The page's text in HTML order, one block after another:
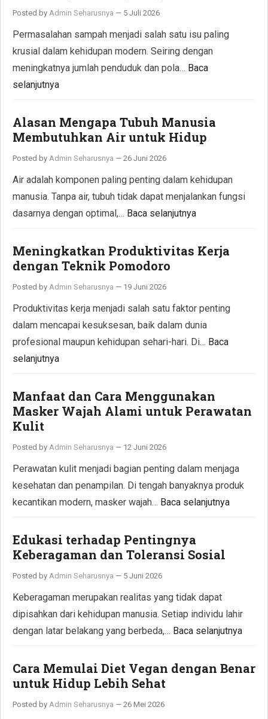
Posted by Admin Seharusnya — 5 Juli 2026
Permasalahan sampah menjadi salah satu isu paling
krusial dalam kehidupan modern. Seiring dengan
meningkatnya jumlah penduduk dan pola… Baca
selanjutnya
Alasan Mengapa Tubuh Manusia
Membutuhkan Air untuk Hidup
Posted by Admin Seharusnya — 26 Juni 2026
Air adalah komponen paling penting dalam kehidupan
manusia. Tanpa air, tubuh tidak dapat menjalankan fungsi
dasarnya dengan optimal,… Baca selanjutnya
Meningkatkan Produktivitas Kerja
dengan Teknik Pomodoro
Posted by Admin Seharusnya — 19 Juni 2026
Produktivitas kerja menjadi salah satu faktor penting
dalam mencapai kesuksesan, baik dalam dunia
profesional maupun kehidupan sehari-hari. Di… Baca
selanjutnya
Manfaat dan Cara Menggunakan
Masker Wajah Alami untuk Perawatan
Kulit
Posted by Admin Seharusnya — 12 Juni 2026
Perawatan kulit menjadi bagian penting dalam menjaga
kesehatan dan penampilan. Di tengah banyaknya produk
kecantikan modern, masker wajah… Baca selanjutnya
Edukasi terhadap Pentingnya
Keberagaman dan Toleransi Sosial
Posted by Admin Seharusnya — 5 Juni 2026
Keberagaman merupakan realitas yang tidak dapat
dipisahkan dari kehidupan manusia. Setiap individu lahir
dengan latar belakang yang berbeda,… Baca selanjutnya
Cara Memulai Diet Vegan dengan Benar
untuk Hidup Lebih Sehat
Posted by Admin Seharusnya — 26 Mei 2026